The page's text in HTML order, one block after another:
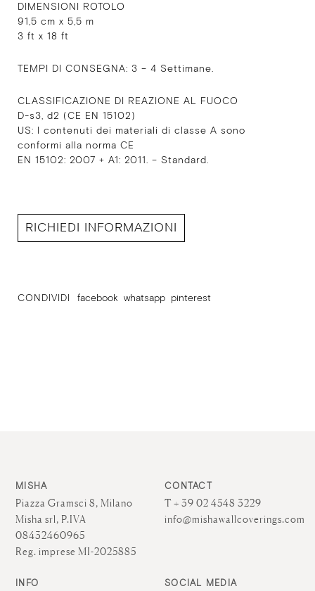
DIMENSIONI ROTOLO
91,5 cm x 5,5 m
3 ft x 18 ft
TEMPI DI CONSEGNA: 3 – 4 Settimane.
CLASSIFICAZIONE DI REAZIONE AL FUOCO
D-s3, d2 (CE EN 15102)
US: I contenuti dei materiali di classe A sono
conformi alla norma CE
EN 15102: 2007 + A1: 2011. – Standard.
RICHIEDI INFORMAZIONI
CONDIVIDI facebook whatsapp pinterest
MISHA
Piazza Gramsci 8, Milano
Misha srl, P.IVA
08432460965
Reg. imprese MI-2025885
CONTACT
T + 39 02 4548 3229
info@mishawallcoverings.com
INFO SOCIAL MEDIA